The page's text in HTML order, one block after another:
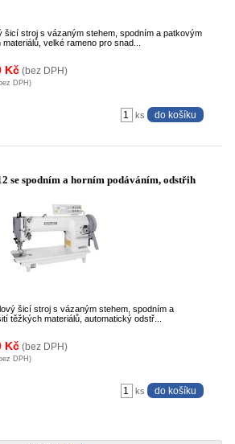
šicí stroj s vázaným stehem, spodním a patkovým
velké rameno pro snad...
Kč (bez DPH)
DPH)
ks
se spodním a horním podáváním, odstřih
šicí stroj s vázaným stehem, spodním a
těžkých materiálů, automatický odstř...
Kč (bez DPH)
DPH)
ks